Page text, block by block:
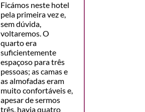
Ficámos neste hotel
pela primeira vez e,
sem dúvida,
voltaremos. O
quarto era
suficientemente
espaçoso para três
pessoas; as camas e
as almofadas eram
muito confortáveis e,
apesar de sermos
três, havia quatro